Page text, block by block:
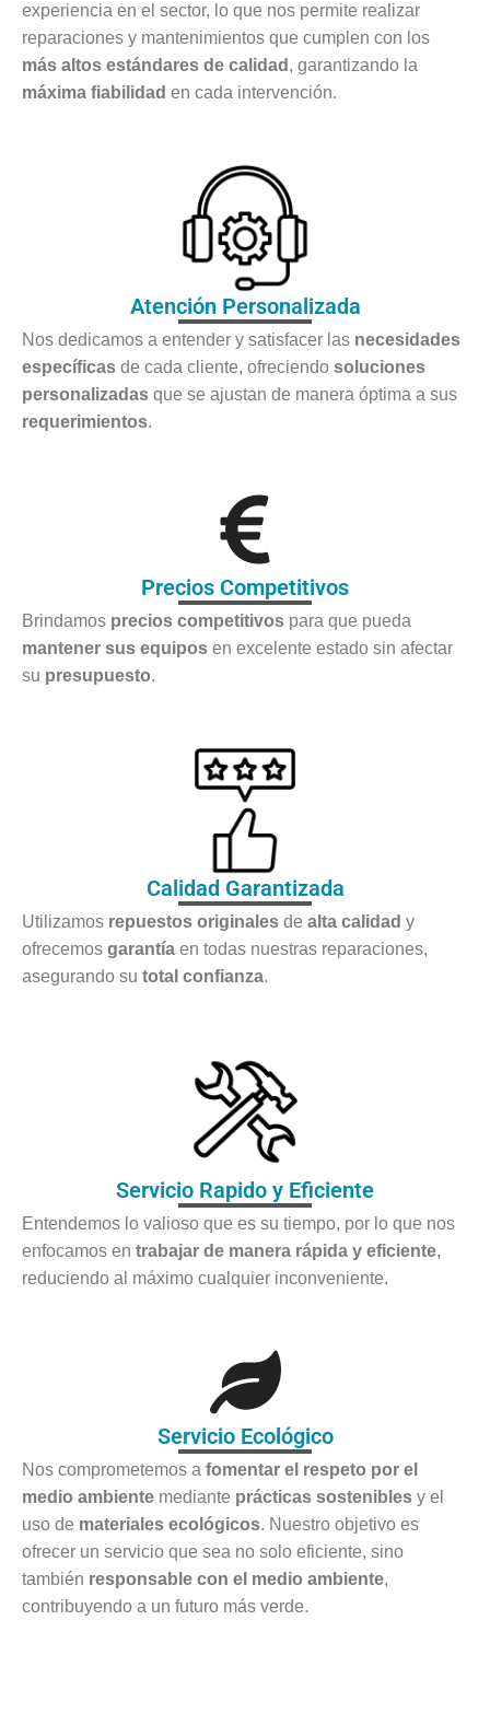
experiencia en el sector, lo que nos permite realizar
reparaciones y mantenimientos que cumplen con los
más altos estándares de calidad , garantizando la
máxima fiabilidad en cada intervención.
Atención Personalizada
Nos dedicamos a entender y satisfacer las necesidades
específicas de cada cliente, ofreciendo soluciones
personalizadas que se ajustan de manera óptima a sus
requerimientos.
Precios Competitivos
Brindamos precios competitivos para que pueda
mantener sus equipos en excelente estado sin afectar
su presupuesto.
Calidad Garantizada
Utilizamos repuestos originales de alta calidad y
ofrecemos garantía en todas nuestras reparaciones,
asegurando su total confianza.
Servicio Rapido y Eficiente
Entendemos lo valioso que es su tiempo, por lo que nos
enfocamos en trabajar de manera rápida y eficiente,
reduciendo al máximo cualquier inconveniente.
Servicio Ecológico
Nos comprometemos a fomentar el respeto por el
medio ambiente mediante prácticas sostenibles y el
uso de materiales ecológicos. Nuestro objetivo es
ofrecer un servicio que sea no solo eficiente, sino
también responsable con el medio ambiente,
contribuyendo a un futuro más verde.